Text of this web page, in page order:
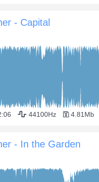
- Capital
44100Hz 4.81Mb
- In the Garden